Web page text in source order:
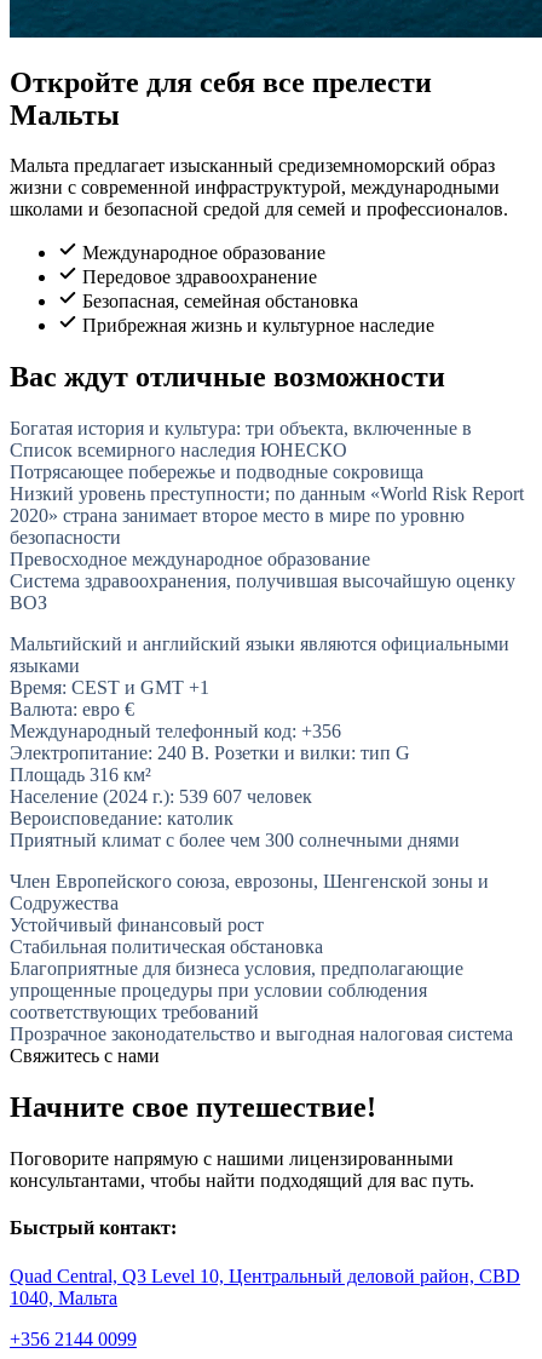
Откройте для себя все прелести
Мальты
Мальта предлагает изысканный средиземноморский образ
жизни с современной инфраструктурой, международными
школами и безопасной средой для семей и профессионалов.
Международное образование
Передовое здравоохранение
Безопасная, семейная обстановка
Прибрежная жизнь и культурное наследие
Вас ждут отличные возможности
Богатая история и культура: три объекта, включенные в
Список всемирного наследия ЮНЕСКО
Потрясающее побережье и подводные сокровища
Низкий уровень преступности; по данным «World Risk Report
2020» страна занимает второе место в мире по уровню
безопасности
Превосходное международное образование
Система здравоохранения, получившая высочайшую оценку
ВОЗ
Мальтийский и английский языки являются официальными
языками
Время: CEST и GMT +1
Валюта: евро €
Международный телефонный код: +356
Электропитание: 240 В. Розетки и вилки: тип G
Площадь 316 км²
Население (2024 г.): 539 607 человек
Вероисповедание: католик
Приятный климат с более чем 300 солнечными днями
Член Европейского союза, еврозоны, Шенгенской зоны и
Содружества
Устойчивый финансовый рост
Стабильная политическая обстановка
Благоприятные для бизнеса условия, предполагающие
упрощенные процедуры при условии соблюдения
соответствующих требований
Прозрачное законодательство и выгодная налоговая система
Свяжитесь с нами
Начните свое путешествие!
Поговорите напрямую с нашими лицензированными
консультантами, чтобы найти подходящий для вас путь.
Быстрый контакт:
Quad Central, Q3 Level 10, Центральный деловой район, CBD
1040, Мальта
+356 2144 0099